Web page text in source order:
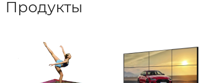
Продукты